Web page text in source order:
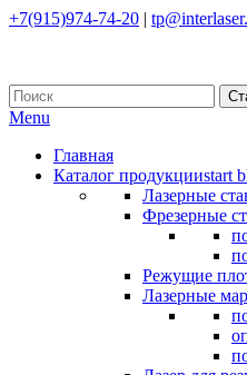
+7(915)974-74-20 |
Menu
Главная
Каталог продукцииstart
Лазерные
Фрезерные
Режущие
Лазерные